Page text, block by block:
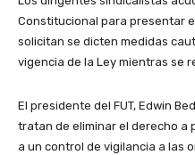
Constitucional para presentar
solicitan se dicten medidas
vigencia de la Ley mientras se
El presidente del FUT, Edwin
tratan de eliminar el derecho a
a un control de vigilancia a las